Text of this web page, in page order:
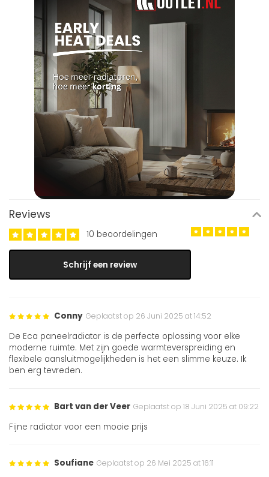
Reviews
10 beoordelingen
Schrijf een review
Conny Geplaatst op 26 Juni 2025 at 14:52
De Eca paneelradiator is de perfecte oplossing voor elke
moderne ruimte. Met zijn goede warmteverspreiding en
flexibele aansluitmogelijkheden is het een slimme keuze. Ik
ben erg tevreden.
Bart van der Veer Geplaatst op 18 Juni 2025 at 09:22
Fijne radiator voor een mooie prijs
Soufiane Geplaatst op 26 Mei 2025 at 16:11